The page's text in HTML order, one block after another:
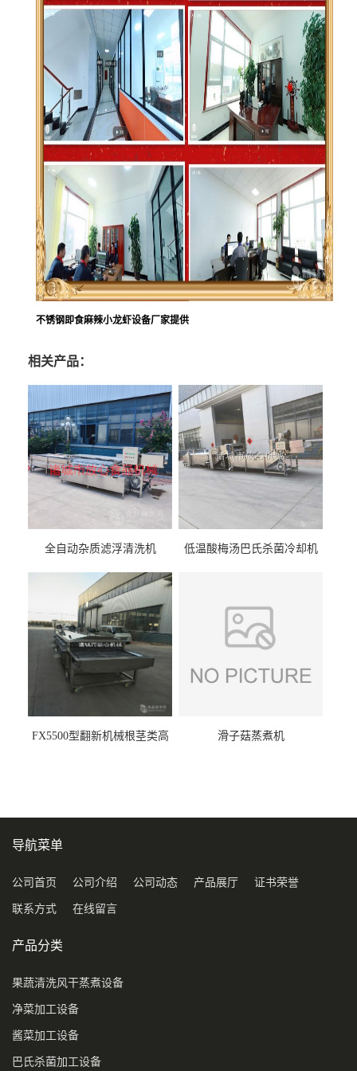
不锈钢即食麻辣小龙虾设备厂家提供
相关产品：
全自动杂质滤浮清洗机 低温酸梅汤巴氏杀菌冷却机
FX5500型翻新机械根茎类高
滑子菇蒸煮机
导航菜单
公司首页 公司介绍 公司动态 产品展厅 证书荣誉
联系方式 在线留言
产品分类
果蔬清洗风干蒸煮设备
净菜加工设备
酱菜加工设备
巴氏杀菌加工设备